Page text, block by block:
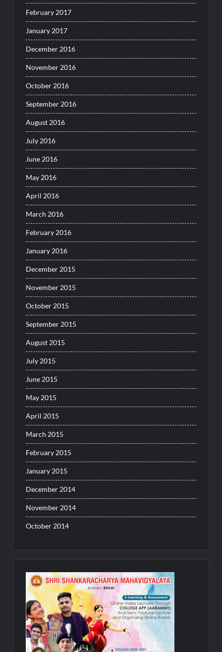
February 2017
January 2017
December 2016
November 2016
October 2016
September 2016
August 2016
July 2016
June 2016
May 2016
April 2016
March 2016
February 2016
January 2016
December 2015
November 2015
October 2015
September 2015
August 2015
July 2015
June 2015
May 2015
April 2015
March 2015
February 2015
January 2015
December 2014
November 2014
October 2014